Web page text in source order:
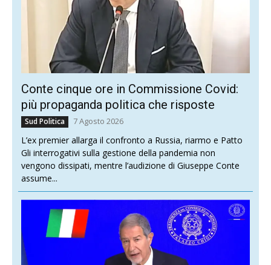
Conte cinque ore in Commissione Covid:
più propaganda politica che risposte
Sud Politica 7 Agosto 2026
L’ex premier allarga il confronto a Russia, riarmo e Patto
Gli interrogativi sulla gestione della pandemia non
vengono dissipati, mentre l’audizione di Giuseppe Conte
assume...